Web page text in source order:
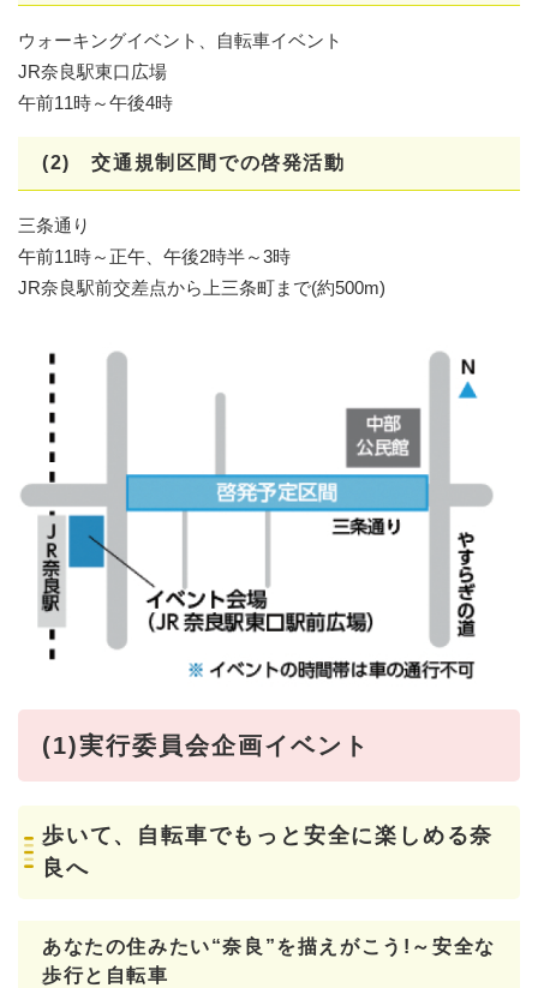
ウォーキングイベント、自転車イベント
JR奈良駅東口広場
午前11時～午後4時
(2) 交通規制区間での啓発活動
三条通り
午前11時～正午、午後2時半～3時
JR奈良駅前交差点から上三条町まで(約500m)
(1)実行委員会企画イベント
歩いて、自転車でもっと安全に楽しめる奈
良へ
あなたの住みたい“奈良”を描えがこう!～安全な
歩行と自転車